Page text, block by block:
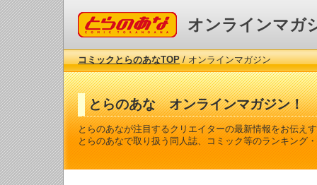
コミックとらのあな オンラインマガ
コミックとらのあなTOP/ オンラインマガジン
とらのあな オンラインマガジン！
とらのあなが注目するクリエイターの最新情報をお伝え
とらのあなで取り扱う同人誌、コミック等のランキング